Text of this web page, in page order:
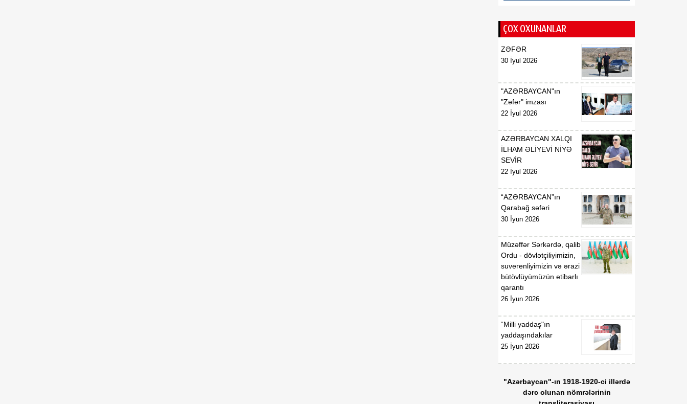
Azərbaycanın xarici
siyasətinin əsasında milli
dayanır
07 Avqust
Azərbaycan
diplomatiyasının növbəti
zəfəri idi
18:23
Tarixi Vaşinqton görüşü:
ABŞ-Azərbaycan
əlaqələrində və Cənubi
Qafqazın sülh
mərhələ
18:22
07 Avqust
Xarici ölkələrin informasiya
şəbəkələrinə hücumlar
edən şəxslər saxlanılıblar
18:20
07 Avqust
Heyvan kəsimi
məntəqələrində
monitorinqlər aparılıb
18:18
07 Avqust
texnologiyalar dilin
qarşısında aciz qala bilər
07 Avqust
Azərbaycan müxtəlif
geosiyasi məkanlar
imkanları olan dövlət
mövqeyini gücləndirir
17:55
07 Avqust
ÇOX OXUNANLAR
ZƏFƏR
30 İyul 2026
"AZƏRBAYCAN"ın
"Zəfər" imzası
22 İyul 2026
AZƏRBAYCAN XALQI
İLHAM ƏLİYEVİ NİYƏ
SEVİR
22 İyul 2026
“AZƏRBAYCAN”ın
Qarabağ səfəri
30 İyun 2026
Müzəffər Sərkərdə, qalib
Ordu - dövlətçiliyimizin,
suverenliyimizin və ərazi
bütövlüyümüzün etibarlı
qarantı
26 İyun 2026
“Milli yaddaş"ın
yaddaşındakılar
25 İyun 2026
"Azərbaycan"-ın 1918-1920-ci illərdə
dərc olunan nömrələrinin